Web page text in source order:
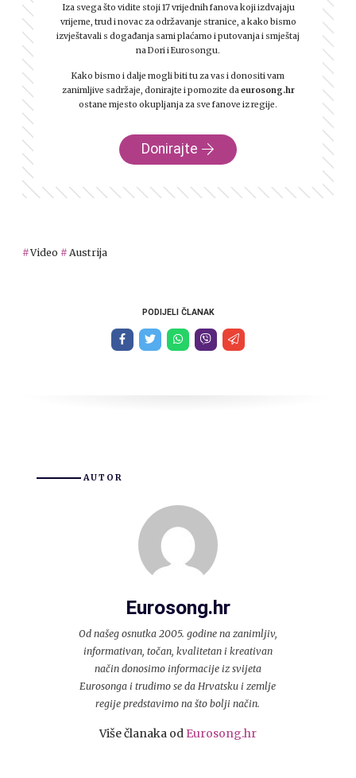
Iza svega što vidite stoji 17 vrijednih fanova koji izdvajaju
vrijeme, trud i novac za održavanje stranice, a kako bismo
izvještavali s događanja sami plaćamo i putovanja i smještaj
na Dori i Eurosongu.
Kako bismo i dalje mogli biti tu za vas i donositi vam
zanimljive sadržaje, donirajte i pomozite da eurosong.hr
ostane mjesto okupljanja za sve fanove iz regije.
Donirajte
Video Austrija
PODIJELI ČLANAK
AUTOR
Eurosong.hr
Od našeg osnutka 2005. godine na zanimljiv,
informativan, točan, kvalitetan i kreativan
način donosimo informacije iz svijeta
Eurosonga i trudimo se da Hrvatsku i zemlje
regije predstavimo na što bolji način.
Više članaka od Eurosong.hr